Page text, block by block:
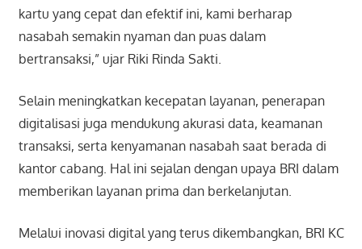
kartu yang cepat dan efektif ini, kami berharap
nasabah semakin nyaman dan puas dalam
bertransaksi,” ujar Riki Rinda Sakti.
Selain meningkatkan kecepatan layanan, penerapan
digitalisasi juga mendukung akurasi data, keamanan
transaksi, serta kenyamanan nasabah saat berada di
kantor cabang. Hal ini sejalan dengan upaya BRI dalam
memberikan layanan prima dan berkelanjutan.
Melalui inovasi digital yang terus dikembangkan, BRI KC